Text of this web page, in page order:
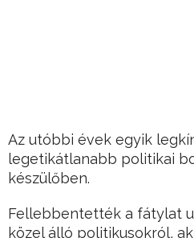
Az utóbbi évek egyik
legetikátlanabb politikai
készülőben.
Fellebbentették a fátylat
közel álló politikusokról,